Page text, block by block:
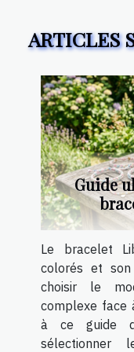
ARTICLES
Guide
Le bracelet
colorés et son
choisir le
complexe face
à ce guide
sélectionner